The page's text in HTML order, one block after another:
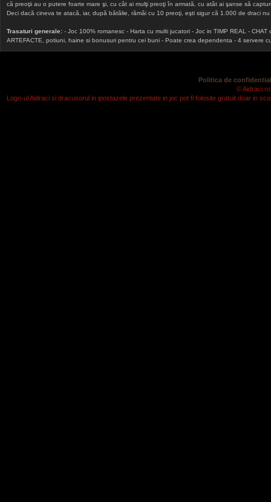
că preoţii au o putere foarte mare şi, cu cât ai mulţi preoţi în armată, cu atât ai şanse să
Deci dacă cineva te atacă, iar, după bătălie, rămâi cu 10 preoţi, eşti sigur că 1.000 de draci
Trasaturi generale: - Joc 100% romanesc - Harta cu multi jucatori - Joc in TIMP REAL -
ARTEFACTE, potiuni, haine si bonusuri pentru cei buni - Poate crea dependenta - 4 servere
Politica de
©
Logo-ul Aidraci si dracusorul in ipostazele prezentate in joc pot fi folosite gratuit doar in